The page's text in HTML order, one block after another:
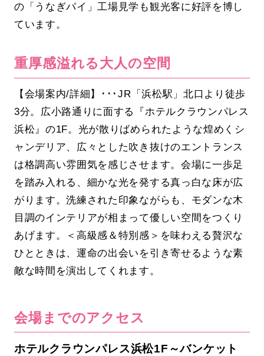
の「うなぎパイ」工場見学も観光客に好評を博し
ています。
重厚感溢れる大人の空間
【会場案内/詳細】･･･JR「浜松駅」北口より徒歩
3分。広小路通りに面する『ホテルクラウンパレス
浜松』の1F。光が散りばめられたような煌めくシ
ャンデリア、広々とした吹き抜けのエントランス
は格調高い雰囲気を感じさせます。会場に一歩足
を踏み入れる、細かな光を発する真っ白な床が広
がります。洗練された印象ながらも、モダンな木
目調のインテリアが相まって優しい空間をつくり
あげます。＜高級感＆特別感＞を味わえる贅沢な
ひとときは、運命の出会いを引き寄せるような素
敵な時間を演出してくれます。
会場までのアクセス
ホテルクラウンパレス浜松1F～バンケット